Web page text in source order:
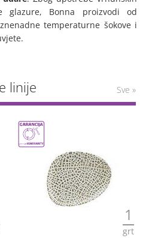
Bonna proizvodi od
temperaturne šokove i
linije Sve »
1
grt